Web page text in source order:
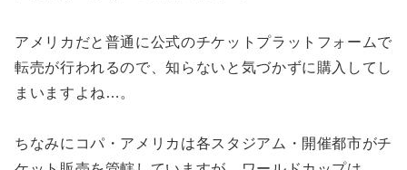
アメリカだと普通に公式のチケットプラットフォームで
転売が行われるので、知らないと気づかずに購入してし
まいますよね…。
ちなみにコパ・アメリカは各スタジアム・開催都市がチ